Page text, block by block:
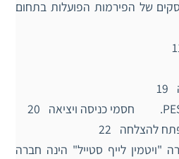
של הפירמות הפועלות בתחום
לייף סטייל" הינה חברה